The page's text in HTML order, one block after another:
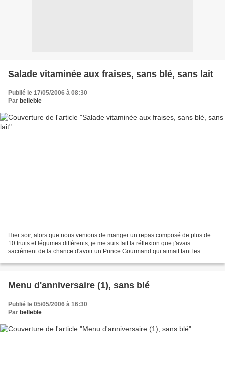
Salade vitaminée aux fraises, sans blé, sans lait
Publié le 17/05/2006 à 08:30
Par belleble
Hier soir, alors que nous venions de manger un repas composé de plus de
10 fruits et légumes différents, je me suis fait la réflexion que j'avais
sacrément de la chance d'avoir un Prince Gourmand qui aimait tant les
Menu d'anniversaire (1), sans blé
Publié le 05/05/2006 à 16:30
Par belleble